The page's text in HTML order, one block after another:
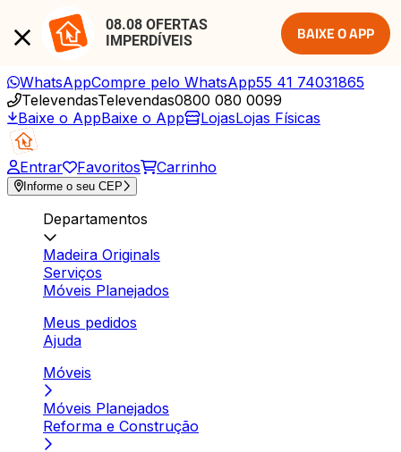
08.08 OFERTAS
IMPERDÍVEIS
BAIXE O APP
WhatsAppCompre pelo WhatsApp55 41 74031865
TelevendasTelevendas0800 080 0099
Baixe o AppBaixe o App LojasLojas Físicas
Entrar Favoritos Carrinho
Informe o seu CEP
Departamentos
Madeira Originals
Serviços
Móveis Planejados
Meus pedidos
Ajuda
Móveis
Móveis Planejados
Reforma e Construção